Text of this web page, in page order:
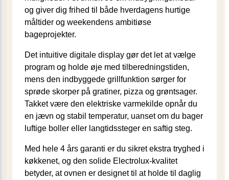
og giver dig frihed til både hverdagens hurtige
måltider og weekendens ambitiøse
bageprojekter.
Det intuitive digitale display gør det let at vælge
program og holde øje med tilberedningstiden,
mens den indbyggede grillfunktion sørger for
sprøde skorper på gratiner, pizza og grøntsager.
Takket være den elektriske varmekilde opnår du
en jævn og stabil temperatur, uanset om du bager
luftige boller eller langtidssteger en saftig steg.
Med hele 4 års garanti er du sikret ekstra tryghed i
køkkenet, og den solide Electrolux-kvalitet
betyder, at ovnen er designet til at holde til daglig